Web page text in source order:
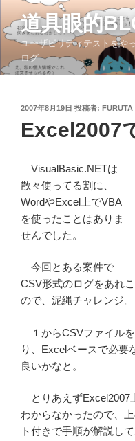
ン
テ
ツ
道具眼的
ユーザビリティテストをや
ログ
投
日:
2007年8月19日 投稿者: FURUTA
Excel2007
VisualBasic.NETは
散々使ってる割に、
WordやExcel上でVBA
を使ったことはありま
せんでした。
今回とある案件で
CSV形式のログをあれ
ので、泥縄チャレンジ。
１からCSVファイル
り、Excelベースで必要
良いかなと。
とりあえずExcel2007
わからなかったので、
ト付きで手順が解説し